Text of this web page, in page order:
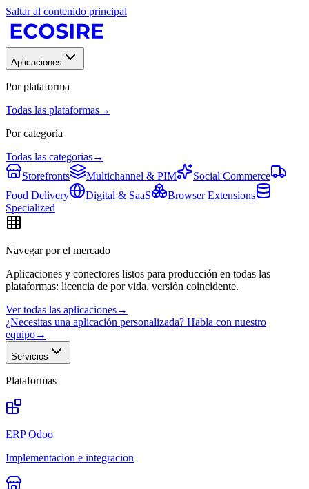
Saltar al contenido principal
Aplicaciones
Por plataforma
Todas las plataformas→
Por categoría
Todas las categorias→
Storefronts
Multichannel & PIM
Social Commerce
Food Delivery
Digital & SaaS
Browser Extensions
Specialized
Navegar por el mercado
Aplicaciones y conectores listos para producción en todas las
plataformas: licencia de por vida, versión coincidente.
Ver todas las aplicaciones→
¿Necesitas una aplicación personalizada? Habla con nuestro
equipo→
Servicios
Plataformas
ERP Odoo
Implementacion e integracion